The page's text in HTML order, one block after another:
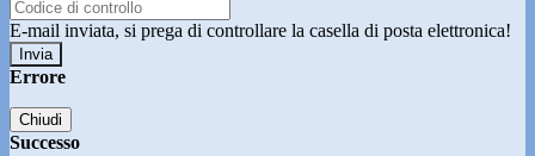
E-mail inviata, si prega di controllare la casella di posta elettronica!
Errore
Chiudi
Successo